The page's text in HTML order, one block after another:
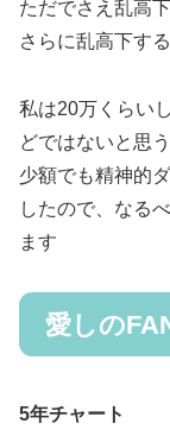
ただでさえ乱高
さらに乱高下す
私は20万くらい
どではないと思
少額でも精神的
したので、なる
ます
愛しの
5年チャート